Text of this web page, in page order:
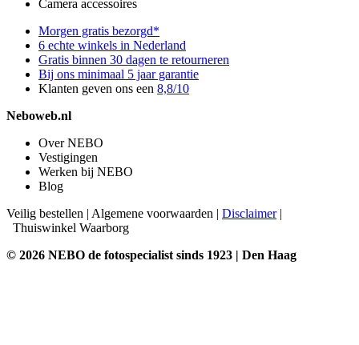
Camera accessoires
Morgen gratis bezorgd*
6 echte winkels in Nederland
Gratis binnen 30 dagen te retourneren
Bij ons minimaal 5 jaar garantie
Klanten geven ons een 8,8/10
Neboweb.nl
Over NEBO
Vestigingen
Werken bij NEBO
Blog
Veilig bestellen | Algemene voorwaarden | Disclaimer|
Thuiswinkel Waarborg
© 2026 NEBO de fotospecialist sinds 1923 | Den Haag